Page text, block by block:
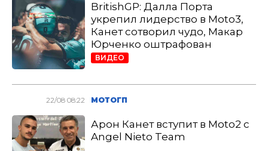
BritishGP: Далла Порта
укрепил лидерство в Moto3,
Канет сотворил чудо, Макар
Юрченко оштрафован
ВИДЕО
22/08 08:22 МОТОГП
Арон Канет вступит в Moto2 с
Angel Nieto Team